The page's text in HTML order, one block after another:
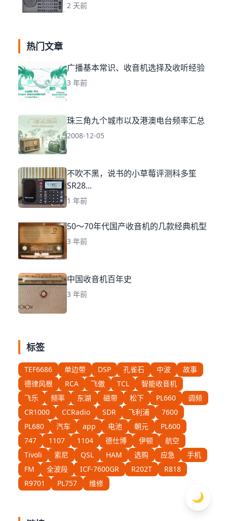
2 天前
热门文章
广播基本常识、收音机选择及收听经验
3 年前
珠三角九个城市以及港澳电台频率汇总
2008-12-05
不吹不黑，说书的小草莓评测科多笙
SR28...
1 年前
50～70年代国产收音机的几款经典机型
3 年前
中国收音机百年史
3 年前
标签
TEF6686 单边带 DSP 孔雀石 中波
故事
德律风根
RCA 飞傲 TCL
智能收音机
飞乐
频率 东湖 磁带 松下 PL660
调频
CR1000
CCRadio SDR 飞利浦
7600
PL680
汽车 app 电池 朝元
PL600
747
1107 1104 德仕博 伊顿
航空
Tivoli
索尼 QSL HAM 选购 应急
手机
FM
全波段 ICF-7600GR R202T
R818
R9701
PL757 维修
🌙